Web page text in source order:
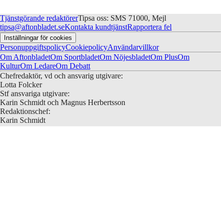
Ullén. Ersta kyrka, Stockholm Mecenatens
återkomst av Gertrud Larsson med
Gertrud Larsson, Jenny Svenberg Bunnel,
gäster. Teater Brunnsgatan fyra "The
Tannhäuser Dream" av Robin Jonsson och
Ebba Petrén, med Emelie Wahlman, Nea
Landin, Ana Stanišić, Louise Ryme Scen:
Krösche, samproduktion Brut Wien,
Tjänstgörande redaktörerTipsa oss: SMS 71000, Mejl
tipsa@aftonbladet.seKontakta kundtjänstRapportera fel
Inställningar för cookies
PersonuppgiftspolicyCookiepolicyAnvändarvillkor
Om AftonbladetOm SportbladetOm NöjesbladetOm PlusOm
KulturOm LedareOm Debatt
Chefredaktör, vd och ansvarig utgivare:
Lotta Folcker
Stf ansvariga utgivare:
Karin Schmidt och Magnus Herbertsson
Redaktionschef:
Karin Schmidt